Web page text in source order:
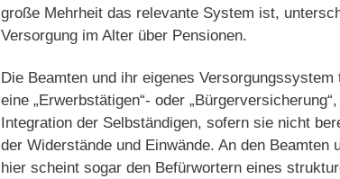
große Mehrheit das relevante System ist,
Versorgung im Alter über Pensionen.
Die Beamten und ihr eigenes
eine „Erwerbstätigen“- oder
Integration der Selbständigen, sofern sie nicht
der Widerstände und Einwände. An den
hier scheint sogar den Befürwortern eines